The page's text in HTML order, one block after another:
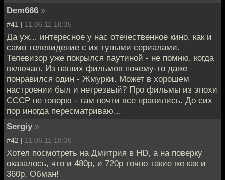
Dem666 »
#41 | 11.06.11 18:35
Да уж... интересное у нас отечественное кино, как и
само телевидение с их тупыми сериалами.
Телевизор уже покрылся паутиной - не помню, когда
включал. Из наших фильмов почему-то даже
понравился один - Жмурки. Может в хорошем
настроении был и нетрезвый? Про фильмы из эпохи
СССР не говорю - там почти все нравились. До сих
пор иногда пересматриваю...
Sergiy »
#42 | 11.06.11 18:36
Хотел посмотреть на Дмитрия в HD, а на поверку
оказалось, что и 480p, и 720p точно такие же как и
360p. Обман!